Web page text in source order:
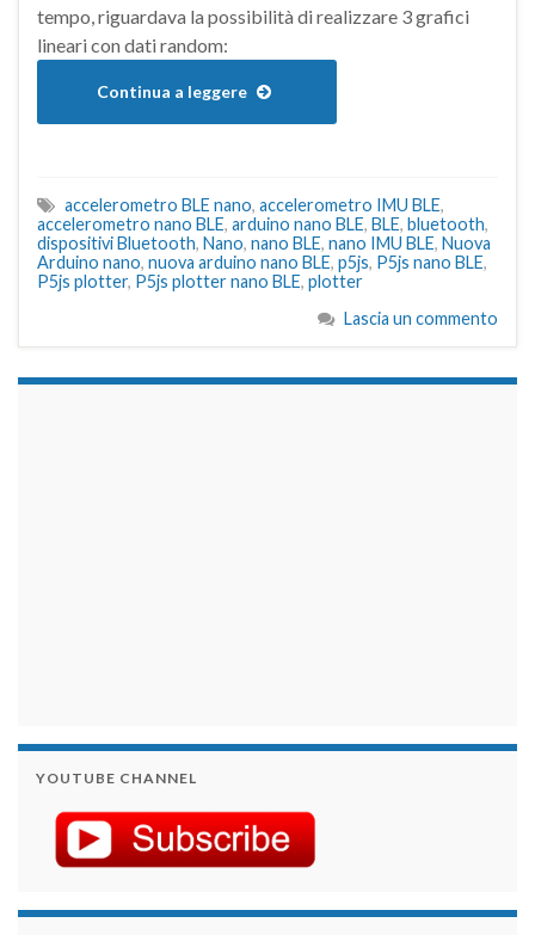
tempo, riguardava la possibilità di realizzare 3 grafici
lineari con dati random:
Continua a leggere
accelerometro BLE nano, accelerometro IMU BLE,
accelerometro nano BLE, arduino nano BLE, BLE, bluetooth,
dispositivi Bluetooth, Nano, nano BLE, nano IMU BLE, Nuova
Arduino nano, nuova arduino nano BLE, p5js, P5js nano BLE,
P5js plotter, P5js plotter nano BLE, plotter
Lascia un commento
YOUTUBE CHANNEL